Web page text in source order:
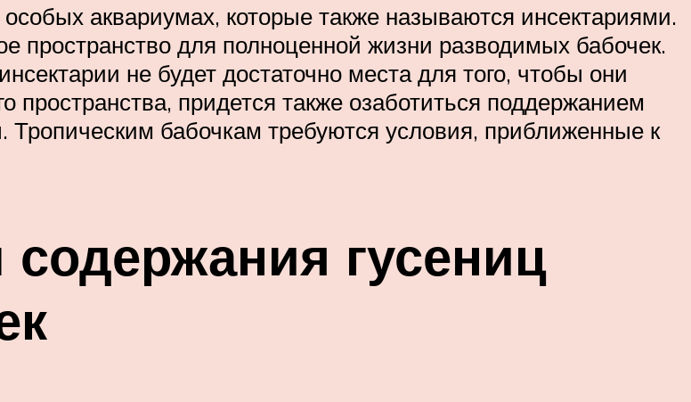
аквариумах, которые также называются инсектариями.
пространство для полноценной жизни разводимых бабочек.
не будет достаточно места для того, чтобы они
пространства, придется также озаботиться поддержанием
Тропическим бабочкам требуются условия, приближенные к
гусениц